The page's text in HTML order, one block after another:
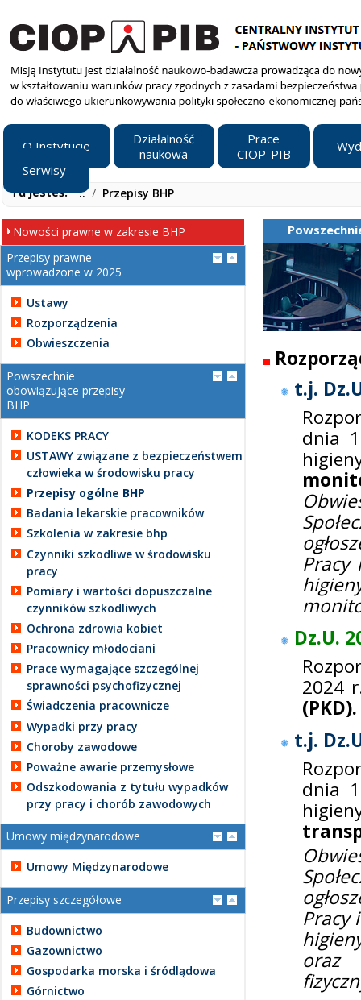
O Instytucie
Działalność
naukowa
Prace
CIOP-PIB
Serwisy
Tu jesteś: ../ Przepisy BHP
Nowości prawne w zakresie BHP
Przepisy prawne
wprowadzone w 2025
Ustawy
Rozporządzenia
Obwieszczenia
Powszechnie
obowiązujące przepisy
BHP
KODEKS PRACY
USTAWY związane z bezpieczeństwem
człowieka w środowisku pracy
Przepisy ogólne BHP
Badania lekarskie pracowników
Szkolenia w zakresie bhp
Czynniki szkodliwe w środowisku
pracy
Pomiary i wartości dopuszczalne
czynników szkodliwych
Ochrona zdrowia kobiet
Pracownicy młodociani
Prace wymagające szczególnej
sprawności psychofizycznej
Świadczenia pracownicze
Wypadki przy pracy
Choroby zawodowe
Poważne awarie przemysłowe
Odszkodowania z tytułu wypadków
przy pracy i chorób zawodowych
Umowy międzynarodowe
Umowy Międzynarodowe
Przepisy szczegółowe
Budownictwo
Gazownictwo
Gospodarka morska i śródlądowa
Górnictwo
t.j.
dnia
Pracy
Dz.U.
2024
(PKD).
t.j.
dnia
Pracy
oraz